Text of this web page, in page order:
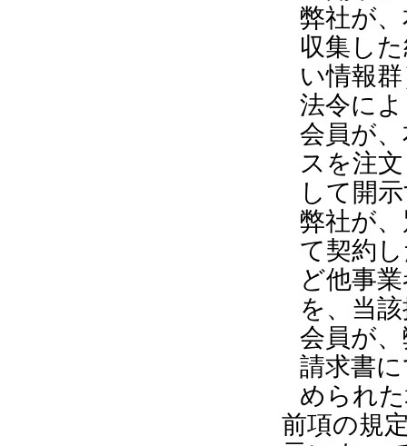
弊社が
収集し
い情報
法令に
会員が
スを注
して開
弊社が
て契約
ど他事
を、当
会員が
請求書
められ
前項の規